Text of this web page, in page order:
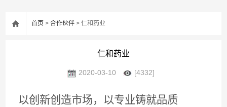
首页 >合作伙伴 > 仁和药业
仁和药业
2020-03-10 [4332]
以创新创造市场，以专业铸就品质